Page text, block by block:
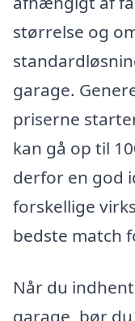
størrelse og
garage.
priserne
kan gå op til
derfor en god
forskellige
bedste match
Når du
garage, bør